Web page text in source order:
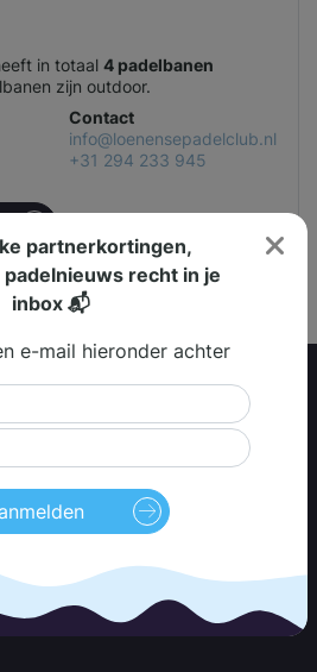
in totaal 4 padelbanen
zijn outdoor.
Contact
info@loenensepadelclub.nl
+31 294 233 945
partnerkortingen,
recht in je
inbox 📬
e-mail hieronder achter